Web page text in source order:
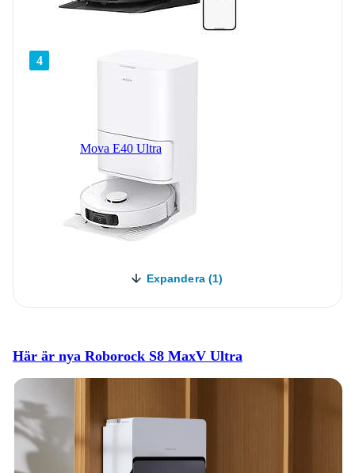
4
Mova E40 Ultra
Expandera (1)
Här är nya Roborock S8 MaxV Ultra